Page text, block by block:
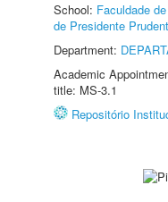
School: Faculdade
de Presidente
Department:
Academic
title: MS-3.1
Repositório